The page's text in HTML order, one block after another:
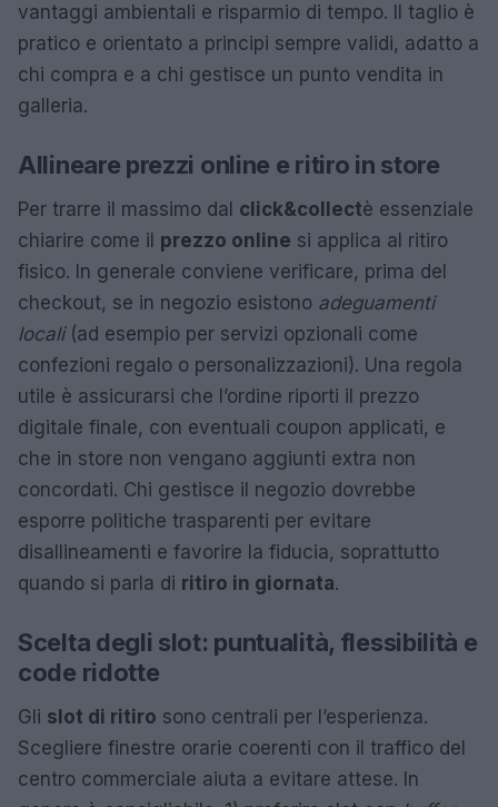
vantaggi ambientali e risparmio di tempo. Il taglio è
pratico e orientato a principi sempre validi, adatto a
chi compra e a chi gestisce un punto vendita in
galleria.
Allineare prezzi online e ritiro in store
Per trarre il massimo dal click&collectè essenziale
chiarire come il prezzo online si applica al ritiro
fisico. In generale conviene verificare, prima del
checkout, se in negozio esistono adeguamenti
locali(ad esempio per servizi opzionali come
confezioni regalo o personalizzazioni). Una regola
utile è assicurarsi che l’ordine riporti il prezzo
digitale finale, con eventuali coupon applicati, e
che in store non vengano aggiunti extra non
concordati. Chi gestisce il negozio dovrebbe
esporre politiche trasparenti per evitare
disallineamenti e favorire la fiducia, soprattutto
quando si parla di ritiro in giornata.
Scelta degli slot: puntualità, flessibilità e
code ridotte
Gli slot di ritiro sono centrali per l’esperienza.
Scegliere finestre orarie coerenti con il traffico del
centro commerciale aiuta a evitare attese. In